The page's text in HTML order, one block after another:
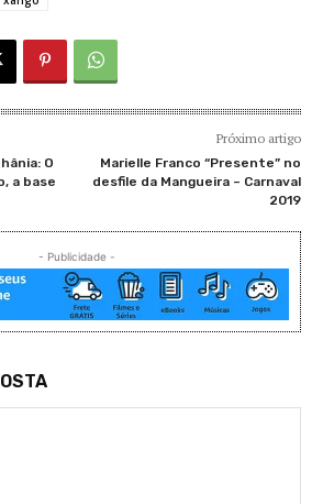
O
a base
Próximo artigo
Marielle Franco “Presente” no
desfile da Mangueira – Carnaval
2019
- Publicidade -